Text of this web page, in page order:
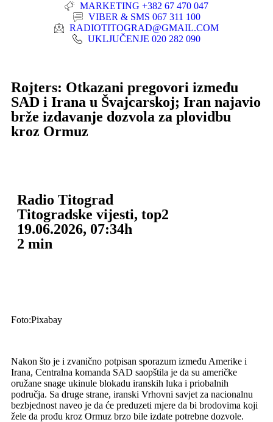
MARKETING +382 67 470 047
VIBER & SMS 067 311 100
RADIOTITOGRAD@GMAIL.COM
UKLJUČENJE 020 282 090
Rojters: Otkazani pregovori između
SAD i Irana u Švajcarskoj; Iran najavio
brže izdavanje dozvola za plovidbu
kroz Ormuz
Radio Titograd
Titogradske vijesti, top2
19.06.2026, 07:34h
2 min
Foto:Pixabay
Nakon što je i zvanično potpisan sporazum između Amerike i
Irana, Centralna komanda SAD saopštila je da su američke
oružane snage ukinule blokadu iranskih luka i priobalnih
područja. Sa druge strane, iranski Vrhovni savjet za nacionalnu
bezbjednost naveo je da će preduzeti mjere da bi brodovima koji
žele da prođu kroz Ormuz brzo bile izdate potrebne dozvole.